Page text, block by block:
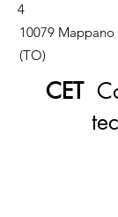
4
10079 Mappano
(TO)
CET